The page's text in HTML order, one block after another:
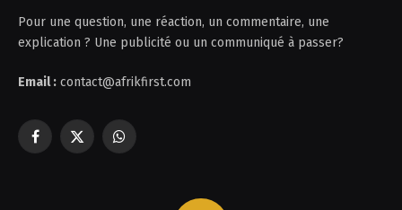
Pour une question, une réaction, un commentaire, une
explication ? Une publicité ou un communiqué à passer?
Email : contact@afrikfirst.com
Facebook
X
WhatsApp